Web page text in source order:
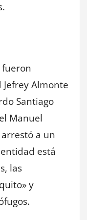
Almonte
Santiago
Manuel
a un
está
las
y